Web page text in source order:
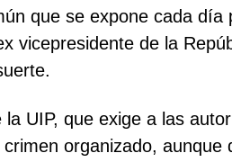
que se expone cada día
vicepresidente de la
UIP, que exige a las
organizado, aunque